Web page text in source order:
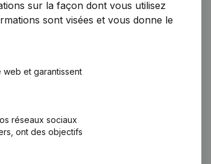
sur la façon dont vous utilisez
sont visées et vous donne le
et garantissent
réseaux sociaux
ont des objectifs